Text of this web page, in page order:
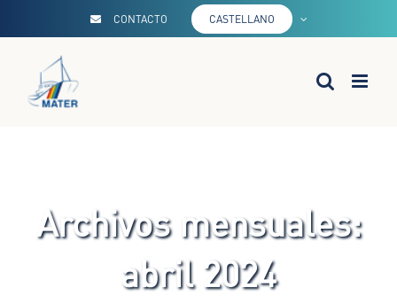
contenido
CONTACTO CASTELLANO
Archivos mensuales:
abril 2024